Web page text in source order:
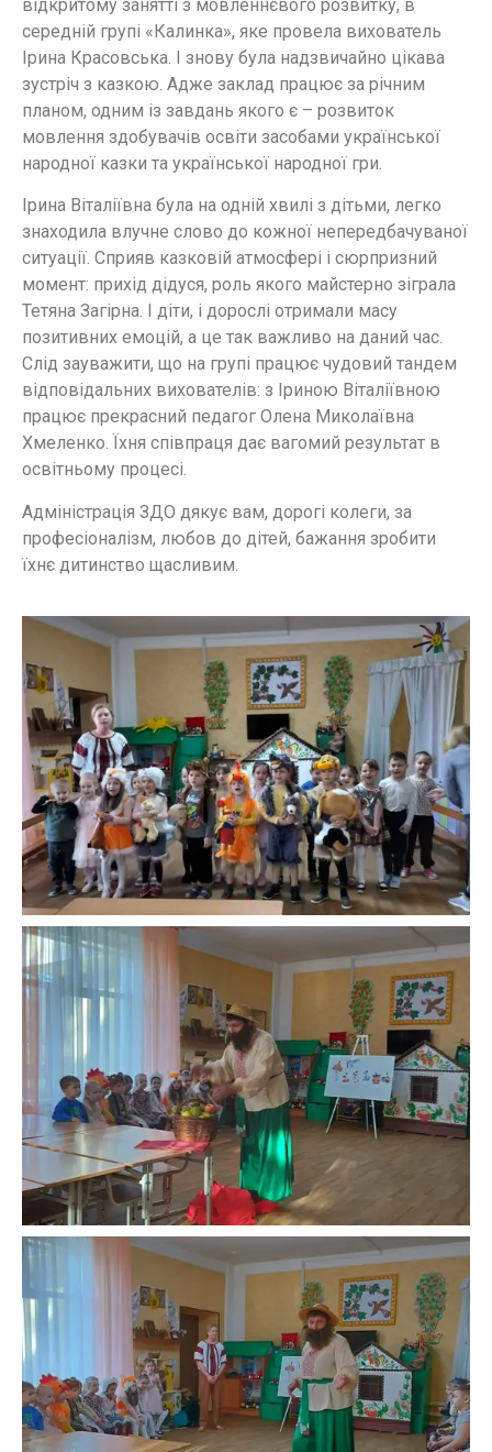
відкритому занятті з мовленнєвого розвитку, в
середній групі «Калинка», яке провела вихователь
Ірина Красовська. І знову була надзвичайно цікава
зустріч з казкою. Адже заклад працює за річним
планом, одним із завдань якого є – розвиток
мовлення здобувачів освіти засобами української
народної казки та української народної гри.
Ірина Віталіївна була на одній хвилі з дітьми, легко
знаходила влучне слово до кожної непередбачуваної
ситуації. Сприяв казковій атмосфері і сюрпризний
момент: прихід дідуся, роль якого майстерно зіграла
Тетяна Загірна. І діти, і дорослі отримали масу
позитивних емоцій, а це так важливо на даний час.
Слід зауважити, що на групі працює чудовий тандем
відповідальних вихователів: з Іриною Віталіївною
працює прекрасний педагог Олена Миколаївна
Хмеленко. Їхня співпраця дає вагомий результат в
освітньому процесі.
Адміністрація ЗДО дякує вам, дорогі колеги, за
професіоналізм, любов до дітей, бажання зробити
їхнє дитинство щасливим.